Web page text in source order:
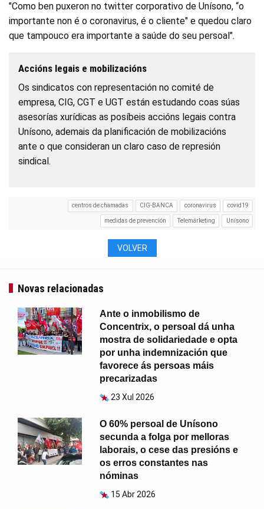
"Como ben puxeron no twitter corporativo de Unísono, “o
importante non é o coronavirus, é o cliente" e quedou claro
que tampouco era importante a saúde do seu persoal".
Accións legais e mobilizacións
Os sindicatos con representación no comité de
empresa, CIG, CGT e UGT están estudando coas súas
asesorías xurídicas as posíbeis accións legais contra
Unísono, ademais da planificación de mobilizacións
ante o que consideran un claro caso de represión
sindical.
centros de chamadas CIG-BANCA coronavirus covid19
medidas de prevención Telemárketing Unísono
VOLVER
Novas relacionadas
Ante o inmobilismo de
Concentrix, o persoal dá unha
mostra de solidariedade e opta
por unha indemnización que
favorece ás persoas máis
precarizadas
23 Xul 2026
O 60% persoal de Unísono
secunda a folga por melloras
laborais, o cese das presións e
os erros constantes nas
nóminas
15 Abr 2026